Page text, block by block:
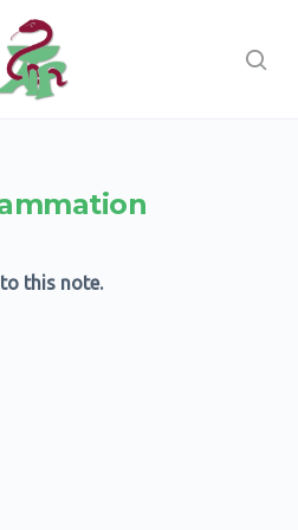
this note.